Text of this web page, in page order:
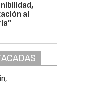
al